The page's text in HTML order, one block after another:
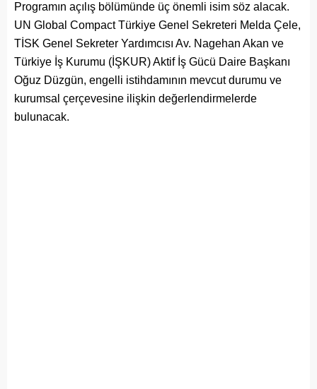
Programın açılış bölümünde üç önemli isim söz alacak.
UN Global Compact Türkiye Genel Sekreteri Melda Çele,
TİSK Genel Sekreter Yardımcısı Av. Nagehan Akan ve
Türkiye İş Kurumu (İŞKUR) Aktif İş Gücü Daire Başkanı
Oğuz Düzgün, engelli istihdamının mevcut durumu ve
kurumsal çerçevesine ilişkin değerlendirmelerde
bulunacak.